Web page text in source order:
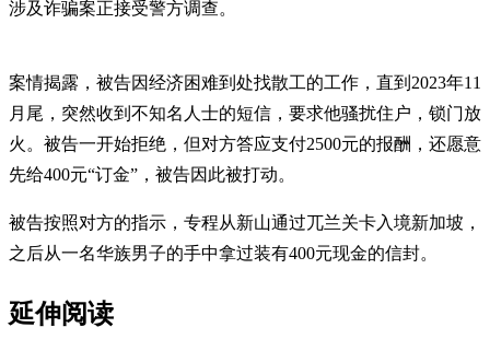
涉及诈骗案正接受警方调查。
案情揭露，被告因经济困难到处找散工的工作，直到2023年11
月尾，突然收到不知名人士的短信，要求他骚扰住户，锁门放
火。被告一开始拒绝，但对方答应支付2500元的报酬，还愿意
先给400元“订金”，被告因此被打动。
被告按照对方的指示，专程从新山通过兀兰关卡入境新加坡，
之后从一名华族男子的手中拿过装有400元现金的信封。
延伸阅读